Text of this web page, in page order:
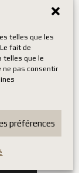
telles que les
fait de
telles que le
ne pas consentir
préférences